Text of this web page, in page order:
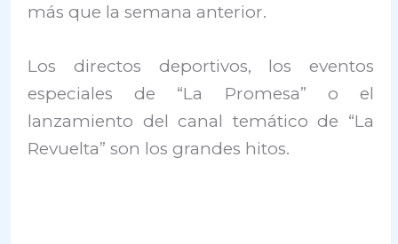
más que la semana anterior.
Los directos deportivos, los eventos
especiales de “La Promesa” o el
lanzamiento del canal temático de “La
Revuelta” son los grandes hitos.